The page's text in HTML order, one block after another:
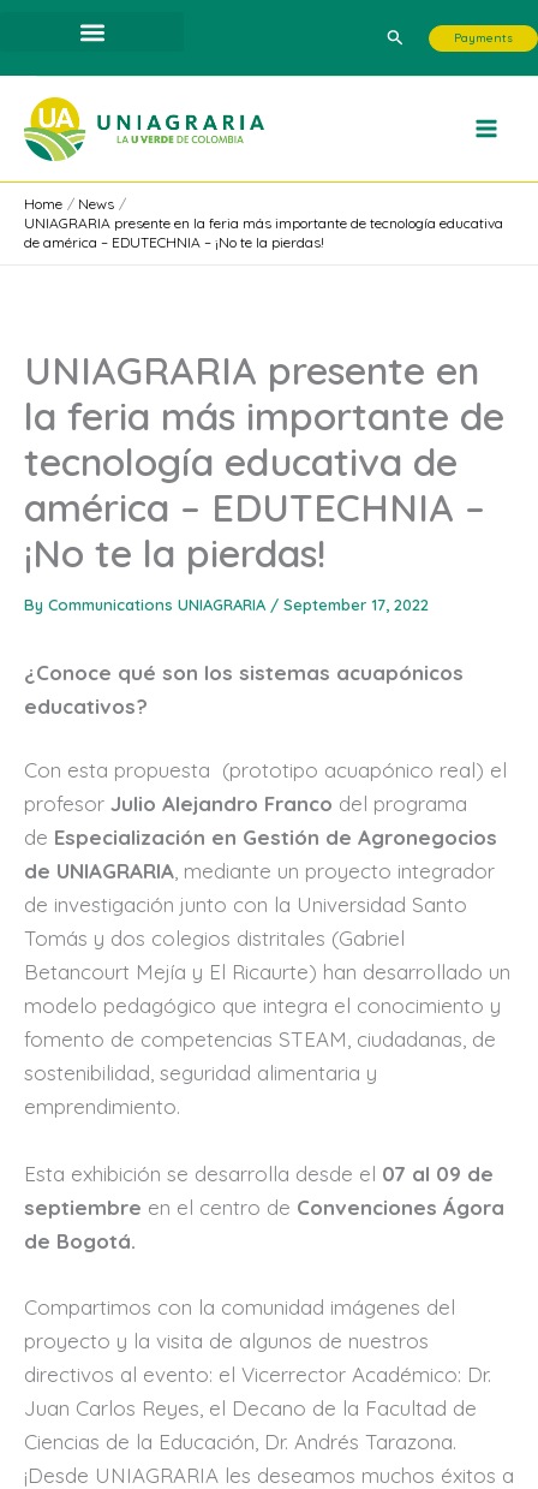
content
Search Payments
Home
News
UNIAGRARIA presente en la feria más importante de tecnología educativa
de américa – EDUTECHNIA – ¡No te la pierdas!
UNIAGRARIA presente en
la feria más importante de
tecnología educativa de
américa – EDUTECHNIA –
¡No te la pierdas!
By Communications UNIAGRARIA / September 17, 2022
¿Conoce qué son los sistemas acuapónicos
educativos?
Con esta propuesta (prototipo acuapónico real) el
profesor Julio Alejandro Franco del programa
de Especialización en Gestión de Agronegocios
de UNIAGRARIA, mediante un proyecto integrador
de investigación junto con la Universidad Santo
Tomás y dos colegios distritales (Gabriel
Betancourt Mejía y El Ricaurte) han desarrollado un
modelo pedagógico que integra el conocimiento y
fomento de competencias STEAM, ciudadanas, de
sostenibilidad, seguridad alimentaria y
emprendimiento.
Esta exhibición se desarrolla desde el 07 al 09 de
septiembre en el centro de Convenciones Ágora
de Bogotá.
Compartimos con la comunidad imágenes del
proyecto y la visita de algunos de nuestros
directivos al evento: el Vicerrector Académico: Dr.
Juan Carlos Reyes, el Decano de la Facultad de
Ciencias de la Educación, Dr. Andrés Tarazona.
¡Desde UNIAGRARIA les deseamos muchos éxitos a